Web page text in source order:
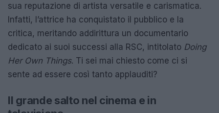
sua reputazione di artista versatile e carismatica.
Infatti, l’attrice ha conquistato il pubblico e la
critica, meritando addirittura un documentario
dedicato ai suoi successi alla RSC, intitolato Doing
Her Own Things. Ti sei mai chiesto come ci si
sente ad essere così tanto applauditi?
Il grande salto nel cinema e in